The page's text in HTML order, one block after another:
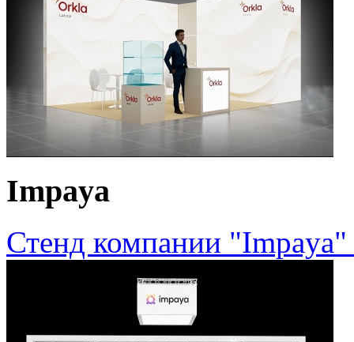
Impaya
Стенд компании "Impaya"